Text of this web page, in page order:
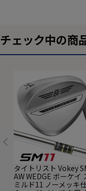
チェック中の商
タイトリスト Vokey
AW WEDGE ボーケイ
ミルド11 ノーメッキ